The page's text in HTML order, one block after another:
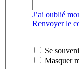
J’ai oublié
Renvoyer le
Se
Masquer